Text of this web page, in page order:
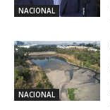
NACIONAL
NACIONAL